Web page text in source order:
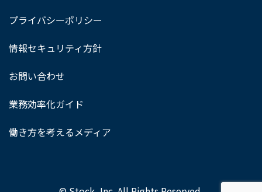
プライバシーポリシー
情報セキュリティ方針
お問い合わせ
業務効率化ガイド
働き方を考えるメディア